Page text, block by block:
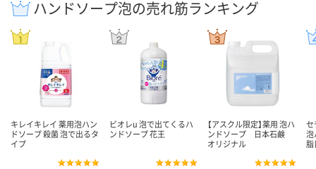
ハンドソープ泡の売れ筋ランキング
キレイキレイ 薬用泡ハン
ドソープ 殺菌 泡で出るタ
イプ
ビオレu 泡で出てくるハ
ンドソープ 花王
【アスクル限定】薬用 泡ハ
ンドソープ 日本石鹸
オリジナル
脂